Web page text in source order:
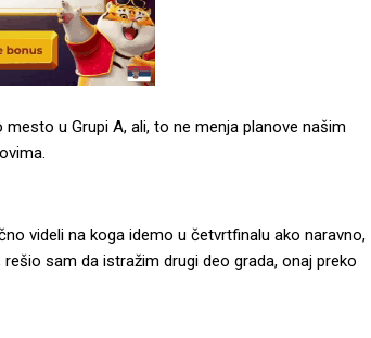
u Grupi A, ali, to ne menja planove našim
videli na koga idemo u četvrtfinalu ako naravno,
sam da istražim drugi deo grada, onaj preko